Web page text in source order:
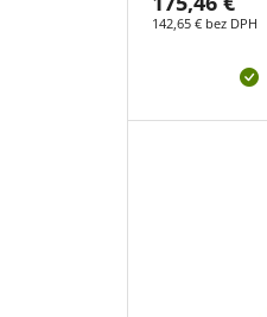
142,65 € bez DPH